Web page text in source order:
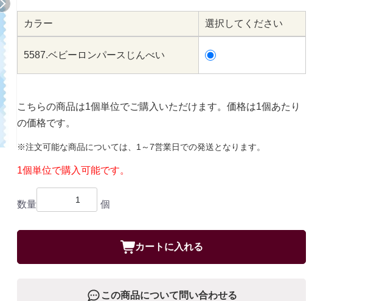
次へ
カラー 選択してください
5587.ベビーロンパースじんべい
こちらの商品は1個単位でご購入いただけます。価格は1個あたり
の価格です。
※注文可能な商品については、1～7営業日での発送となります。
1個単位で購入可能です。
数量 個
カートに入れる
この商品について問い合わせる